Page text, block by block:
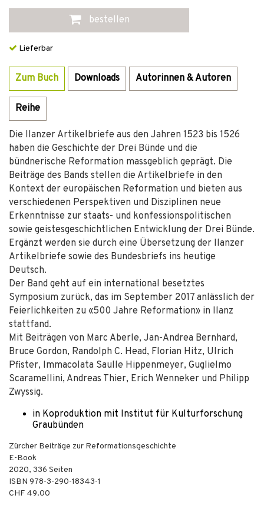
bestellen
Lieferbar
Zum Buch Downloads Autorinnen & Autoren
Reihe
Die Ilanzer Artikelbriefe aus den Jahren 1523 bis 1526
haben die Geschichte der Drei Bünde und die
bündnerische Reformation massgeblich geprägt. Die
Beiträge des Bands stellen die Artikelbriefe in den
Kontext der europäischen Reformation und bieten aus
verschiedenen Perspektiven und Disziplinen neue
Erkenntnisse zur staats- und konfessionspolitischen
sowie geistesgeschichtlichen Entwicklung der Drei Bünde.
Ergänzt werden sie durch eine Übersetzung der Ilanzer
Artikelbriefe sowie des Bundesbriefs ins heutige
Deutsch.
Der Band geht auf ein international besetztes
Symposium zurück, das im September 2017 anlässlich der
Feierlichkeiten zu «500 Jahre Reformation» in Ilanz
stattfand.
Mit Beiträgen von Marc Aberle, Jan-Andrea Bernhard,
Bruce Gordon, Randolph C. Head, Florian Hitz, Ulrich
Pfister, Immacolata Saulle Hippenmeyer, Guglielmo
Scaramellini, Andreas Thier, Erich Wenneker und Philipp
Zwyssig.
in Koproduktion mit Institut für Kulturforschung
Graubünden
Zürcher Beiträge zur Reformationsgeschichte
E-Book
2020, 336 Seiten
ISBN 978-3-290-18343-1
CHF 49.00